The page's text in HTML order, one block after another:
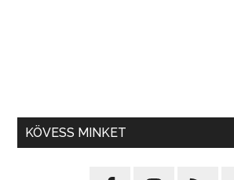
KÖVESS MINKET